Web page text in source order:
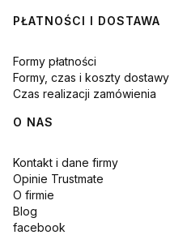
PŁATNOŚCI I DOSTAWA
Formy płatności
Formy, czas i koszty dostawy
Czas realizacji zamówienia
O NAS
Kontakt i dane firmy
Opinie Trustmate
O firmie
Blog
facebook